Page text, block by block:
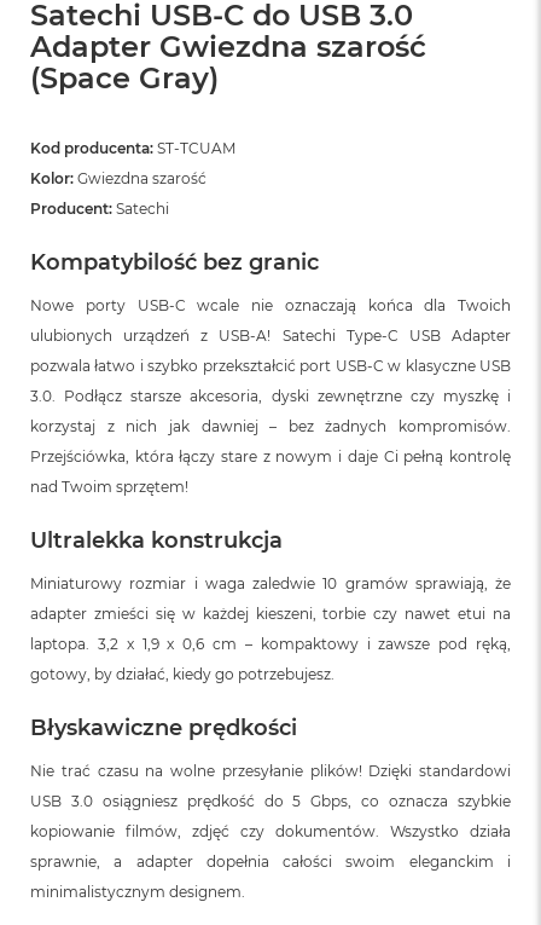
Satechi USB-C do USB 3.0
Adapter Gwiezdna szarość
(Space Gray)
Kod producenta: ST-TCUAM
Kolor: Gwiezdna szarość
Producent: Satechi
Kompatybilość bez granic
Nowe porty USB-C wcale nie oznaczają końca dla Twoich
ulubionych urządzeń z USB-A! Satechi Type-C USB Adapter
pozwala łatwo i szybko przekształcić port USB-C w klasyczne USB
3.0. Podłącz starsze akcesoria, dyski zewnętrzne czy myszkę i
korzystaj z nich jak dawniej – bez żadnych kompromisów.
Przejściówka, która łączy stare z nowym i daje Ci pełną kontrolę
nad Twoim sprzętem!
Ultralekka konstrukcja
Miniaturowy rozmiar i waga zaledwie 10 gramów sprawiają, że
adapter zmieści się w każdej kieszeni, torbie czy nawet etui na
laptopa. 3,2 x 1,9 x 0,6 cm – kompaktowy i zawsze pod ręką,
gotowy, by działać, kiedy go potrzebujesz.
Błyskawiczne prędkości
Nie trać czasu na wolne przesyłanie plików! Dzięki standardowi
USB 3.0 osiągniesz prędkość do 5 Gbps, co oznacza szybkie
kopiowanie filmów, zdjęć czy dokumentów. Wszystko działa
sprawnie, a adapter dopełnia całości swoim eleganckim i
minimalistycznym designem.